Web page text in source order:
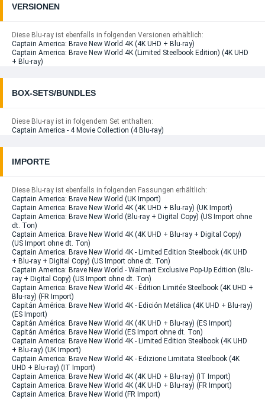
VERSIONEN
Diese Blu-ray ist ebenfalls in folgenden Versionen erhältlich:
Captain America: Brave New World 4K (4K UHD + Blu-ray)
Captain America: Brave New World 4K (Limited Steelbook Edition) (4K UHD
+ Blu-ray)
BOX-SETS/BUNDLES
Diese Blu-ray ist in folgendem Set enthalten:
Captain America - 4 Movie Collection (4 Blu-ray)
IMPORTE
Diese Blu-ray ist ebenfalls in folgenden Fassungen erhältlich:
Captain America: Brave New World (UK Import)
Captain America: Brave New World 4K (4K UHD + Blu-ray) (UK Import)
Captain America: Brave New World (Blu-ray + Digital Copy) (US Import ohne
dt. Ton)
Captain America: Brave New World 4K (4K UHD + Blu-ray + Digital Copy)
(US Import ohne dt. Ton)
Captain America: Brave New World 4K - Limited Edition Steelbook (4K UHD
+ Blu-ray + Digital Copy) (US Import ohne dt. Ton)
Captain America: Brave New World - Walmart Exclusive Pop-Up Edition (Blu-
ray + Digital Copy) (US Import ohne dt. Ton)
Captain America: Brave New World 4K - Édition Limitée Steelbook (4K UHD +
Blu-ray) (FR Import)
Capitán América: Brave New World 4K - Edición Metálica (4K UHD + Blu-ray)
(ES Import)
Capitán América: Brave New World 4K (4K UHD + Blu-ray) (ES Import)
Capitán América: Brave New World (ES Import ohne dt. Ton)
Captain America: Brave New World 4K - Limited Edition Steelbook (4K UHD
+ Blu-ray) (UK Import)
Captain America: Brave New World 4K - Edizione Limitata Steelbook (4K
UHD + Blu-ray) (IT Import)
Captain America: Brave New World 4K (4K UHD + Blu-ray) (IT Import)
Captain America: Brave New World 4K (4K UHD + Blu-ray) (FR Import)
Captain America: Brave New World (FR Import)